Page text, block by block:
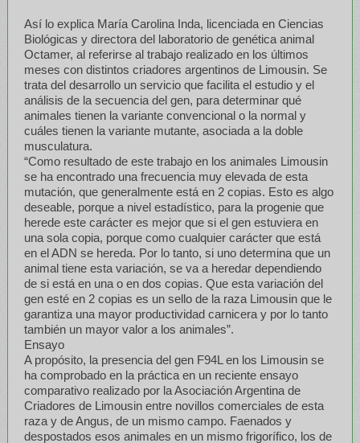
Así lo explica María Carolina Inda, licenciada en Ciencias
Biológicas y directora del laboratorio de genética animal
Octamer, al referirse al trabajo realizado en los últimos
meses con distintos criadores argentinos de Limousin. Se
trata del desarrollo un servicio que facilita el estudio y el
análisis de la secuencia del gen, para determinar qué
animales tienen la variante convencional o la normal y
cuáles tienen la variante mutante, asociada a la doble
musculatura.
“Como resultado de este trabajo en los animales Limousin
se ha encontrado una frecuencia muy elevada de esta
mutación, que generalmente está en 2 copias. Esto es algo
deseable, porque a nivel estadístico, para la progenie que
herede este carácter es mejor que si el gen estuviera en
una sola copia, porque como cualquier carácter que está
en el ADN se hereda. Por lo tanto, si uno determina que un
animal tiene esta variación, se va a heredar dependiendo
de si está en una o en dos copias. Que esta variación del
gen esté en 2 copias es un sello de la raza Limousin que le
garantiza una mayor productividad carnicera y por lo tanto
también un mayor valor a los animales”.
Ensayo
A propósito, la presencia del gen F94L en los Limousin se
ha comprobado en la práctica en un reciente ensayo
comparativo realizado por la Asociación Argentina de
Criadores de Limousin entre novillos comerciales de esta
raza y de Angus, de un mismo campo. Faenados y
despostados esos animales en un mismo frigorífico, los de